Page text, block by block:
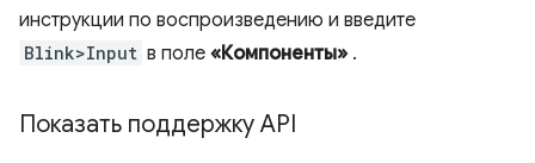
инструкции по воспроизведению и введите
Blink>Input в поле «Компоненты» .
Показать поддержку API